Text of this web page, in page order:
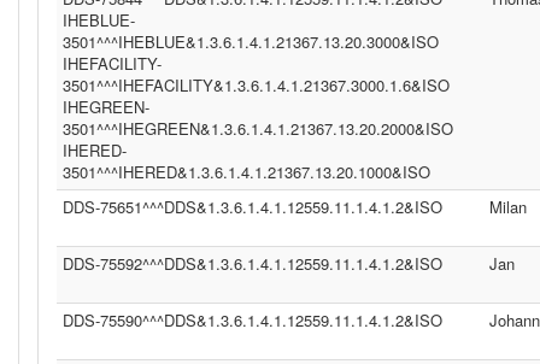
IHEBLUE-
3501^^^IHEBLUE&1.3.6.1.4.1.21367.13.20.3000&ISO
IHEFACILITY-
3501^^^IHEFACILITY&1.3.6.1.4.1.21367.3000.1.6&ISO
IHEGREEN-
3501^^^IHEGREEN&1.3.6.1.4.1.21367.13.20.2000&ISO
IHERED-
3501^^^IHERED&1.3.6.1.4.1.21367.13.20.1000&ISO
DDS-75651^^^DDS&1.3.6.1.4.1.12559.11.1.4.1.2&ISO Milan
DDS-75592^^^DDS&1.3.6.1.4.1.12559.11.1.4.1.2&ISO Jan
DDS-75590^^^DDS&1.3.6.1.4.1.12559.11.1.4.1.2&ISO